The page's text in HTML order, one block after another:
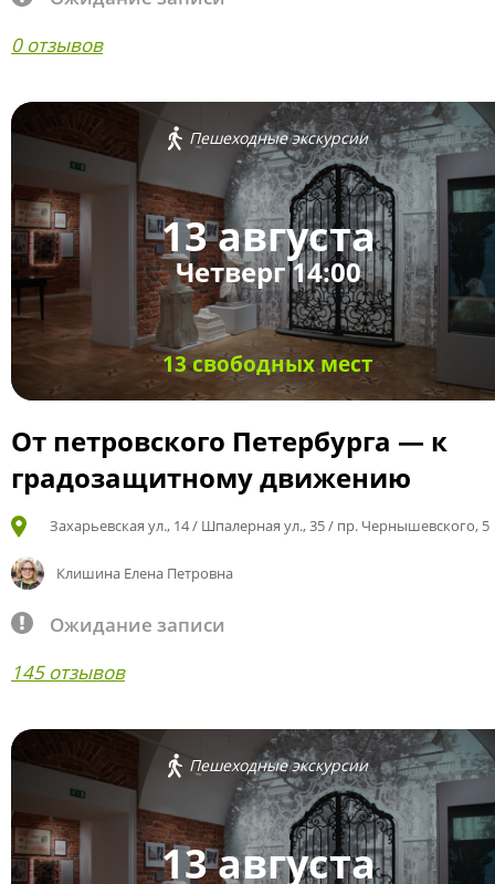
0 отзывов
Пешеходные экскурсии
13 августа
Четверг 14:00
13 свободных мест
От петровского Петербурга — к
градозащитному движению
Захарьевская ул., 14 / Шпалерная ул., 35 / пр. Чернышевского, 5
Клишина Елена Петровна
Ожидание записи
145 отзывов
Пешеходные экскурсии
13 августа